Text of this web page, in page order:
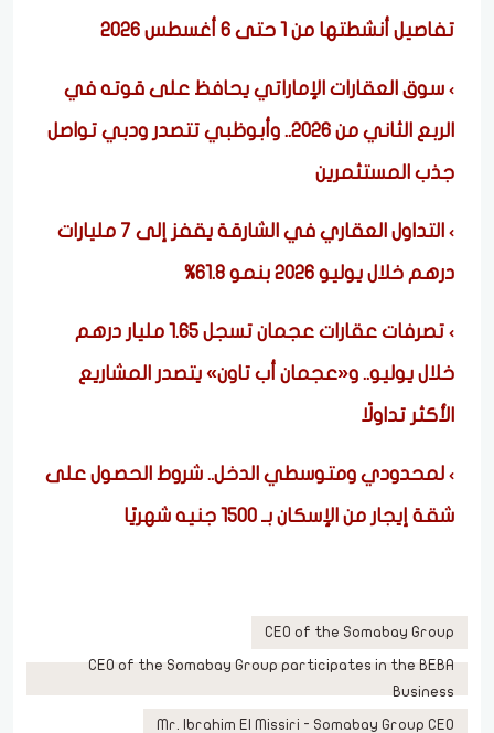
تفاصيل أنشطتها من 1 حتى 6 أغسطس 2026
سوق العقارات الإماراتي يحافظ على قوته في
الربع الثاني من 2026.. وأبوظبي تتصدر ودبي تواصل
جذب المستثمرين
التداول العقاري في الشارقة يقفز إلى 7 مليارات
درهم خلال يوليو 2026 بنمو 61.8%
تصرفات عقارات عجمان تسجل 1.65 مليار درهم
خلال يوليو.. و«عجمان أب تاون» يتصدر المشاريع
الأكثر تداولًا
لمحدودي ومتوسطي الدخل.. شروط الحصول على
شقة إيجار من الإسكان بـ 1500 جنيه شهريًا
CEO of the Somabay Group
CEO of the Somabay Group participates in the BEBA
Business
Mr. Ibrahim El Missiri - Somabay Group CEO